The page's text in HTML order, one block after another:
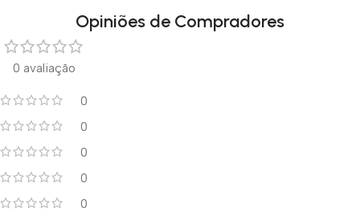
Opiniões de Compradores
0 avaliação
0
0
0
0
0